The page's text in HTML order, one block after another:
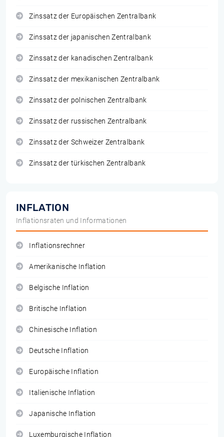
Zinssatz der Europäischen Zentralbank
Zinssatz der japanischen Zentralbank
Zinssatz der kanadischen Zentralbank
Zinssatz der mexikanischen Zentralbank
Zinssatz der polnischen Zentralbank
Zinssatz der russischen Zentralbank
Zinssatz der Schweizer Zentralbank
Zinssatz der türkischen Zentralbank
INFLATION
Inflationsraten und Informationen
Inflationsrechner
Amerikanische Inflation
Belgische Inflation
Britische Inflation
Chinesische Inflation
Deutsche Inflation
Europäische Inflation
Italienische Inflation
Japanische Inflation
Luxemburgische Inflation